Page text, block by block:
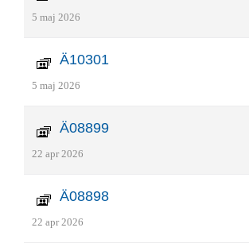
5 maj 2026
Ä10301
5 maj 2026
Ä08899
22 apr 2026
Ä08898
22 apr 2026